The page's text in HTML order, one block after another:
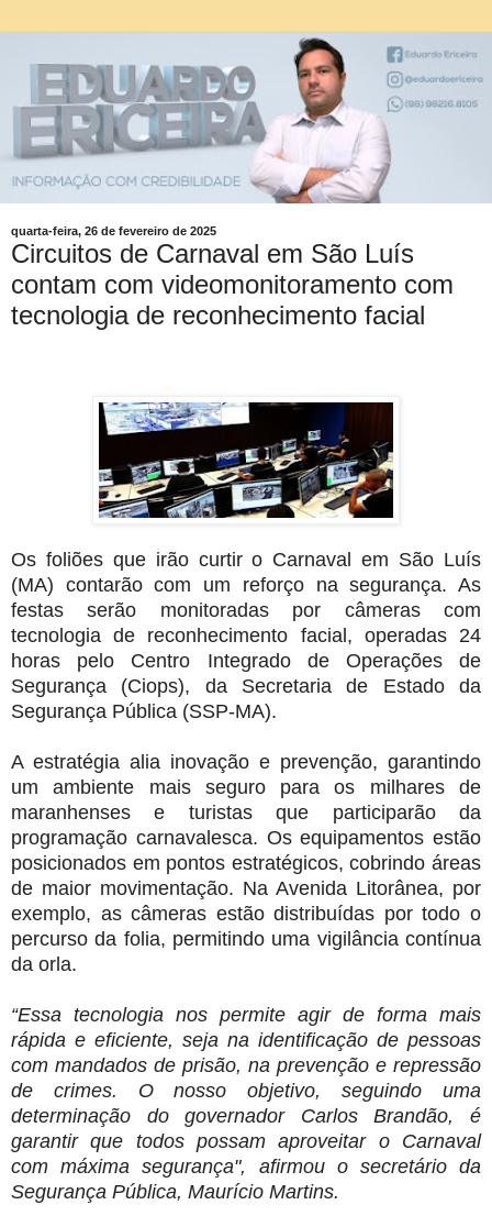
quarta-feira, 26 de fevereiro de 2025
Circuitos de Carnaval em São Luís
contam com videomonitoramento com
tecnologia de reconhecimento facial
Os foliões que irão curtir o Carnaval em São Luís
(MA) contarão com um reforço na segurança. As
festas serão monitoradas por câmeras com
tecnologia de reconhecimento facial, operadas 24
horas pelo Centro Integrado de Operações de
Segurança (Ciops), da Secretaria de Estado da
Segurança Pública (SSP-MA).
A estratégia alia inovação e prevenção, garantindo
um ambiente mais seguro para os milhares de
maranhenses e turistas que participarão da
programação carnavalesca. Os equipamentos estão
posicionados em pontos estratégicos, cobrindo áreas
de maior movimentação. Na Avenida Litorânea, por
exemplo, as câmeras estão distribuídas por todo o
percurso da folia, permitindo uma vigilância contínua
da orla.
“Essa tecnologia nos permite agir de forma mais
rápida e eficiente, seja na identificação de pessoas
com mandados de prisão, na prevenção e repressão
de crimes. O nosso objetivo, seguindo uma
determinação do governador Carlos Brandão, é
garantir que todos possam aproveitar o Carnaval
com máxima segurança", afirmou o secretário da
Segurança Pública, Maurício Martins.